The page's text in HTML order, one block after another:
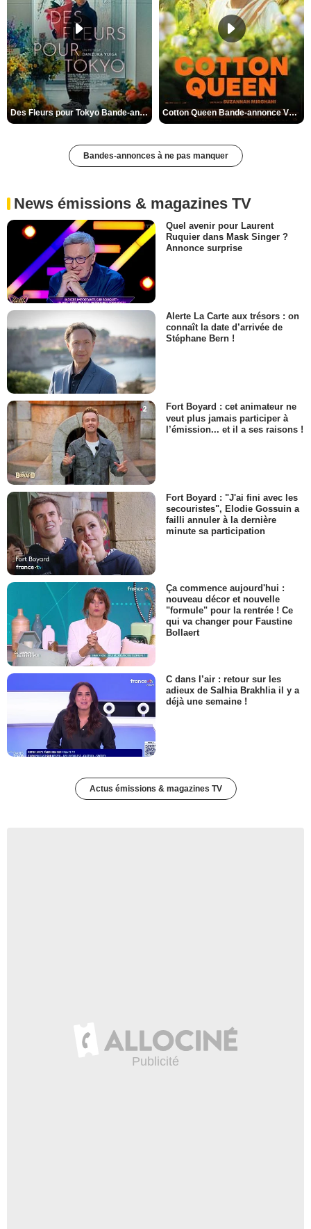
Des Fleurs pour Tokyo Bande-annonce VO STFR Cotton Queen Bande-annonce VO STFR
Bandes-annonces à ne pas manquer
News émissions & magazines TV
Quel avenir pour Laurent
Ruquier dans Mask Singer ?
Annonce surprise
Alerte La Carte aux trésors : on
connaît la date d’arrivée de
Stéphane Bern !
Fort Boyard : cet animateur ne
veut plus jamais participer à
l’émission... et il a ses raisons !
Fort Boyard : "J'ai fini avec les
secouristes", Elodie Gossuin a
failli annuler à la dernière
minute sa participation
Ça commence aujourd'hui :
nouveau décor et nouvelle
"formule" pour la rentrée ! Ce
qui va changer pour Faustine
Bollaert
C dans l’air : retour sur les
adieux de Salhia Brakhlia il y a
déjà une semaine !
Actus émissions & magazines TV